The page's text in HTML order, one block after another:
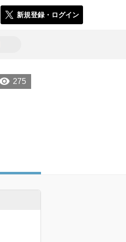
新規登録・ログイン
275